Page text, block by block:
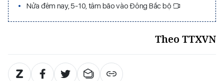
Nửa đêm nay, 5-10, tâm bão vào Đông Bắc bộ
Theo TTXVN